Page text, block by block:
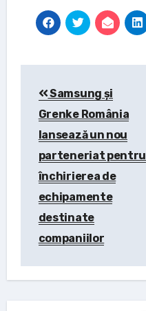
navigation
Samsung și
Grenke România
lansează un nou
parteneriat pentru
închirierea de
echipamente
destinate
companiilor